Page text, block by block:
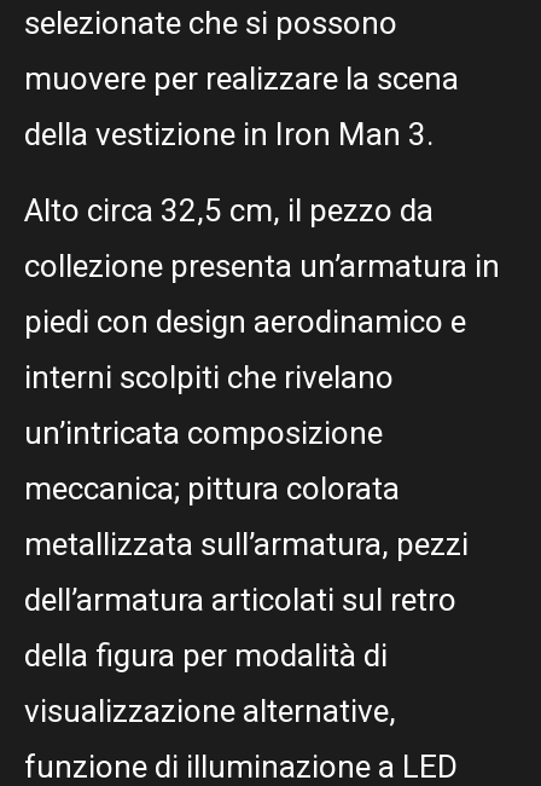
selezionate che si possono
muovere per realizzare la scena
della vestizione in Iron Man 3.
Alto circa 32,5 cm, il pezzo da
collezione presenta un’armatura in
piedi con design aerodinamico e
interni scolpiti che rivelano
un’intricata composizione
meccanica; pittura colorata
metallizzata sull’armatura, pezzi
dell’armatura articolati sul retro
della figura per modalità di
visualizzazione alternative,
funzione di illuminazione a LED